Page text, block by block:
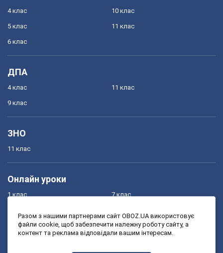
4 клас
5 клас
6 клас
10 клас
11 клас
ДПА
4 клас
9 клас
11 клас
ЗНО
11 клас
Онлайн уроки
1 клас
3 клас
7 клас
9 клас
Разом з нашими партнерами сайт OBOZ.UA використовує
файли cookie, щоб забезпечити належну роботу сайту, а
контент та реклама відповідали вашим інтересам.